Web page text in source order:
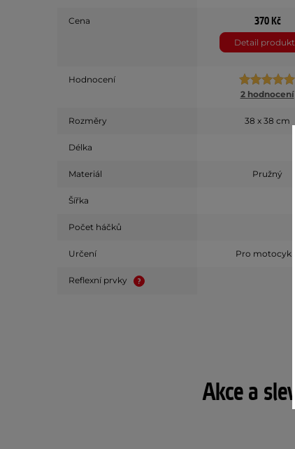
Cena 370 Kč
Detail
Hodnocení
2 hodnocení
Rozměry 38 x 38 cm
Délka
Materiál Pružný
Šířka
Počet háčků
Určení Pro motocykly
Reflexní prvky
Akce a